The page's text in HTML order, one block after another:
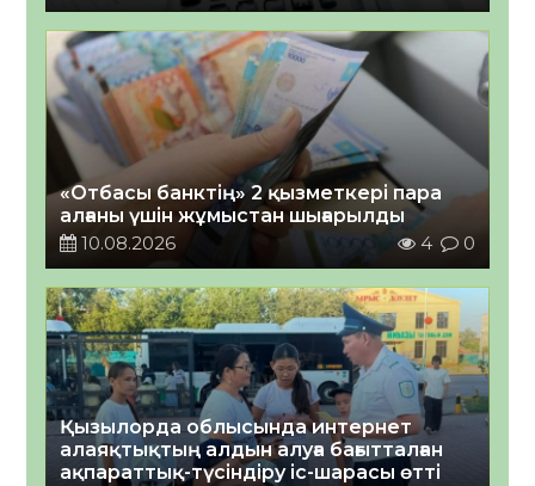
«Отбасы банктің» 2 қызметкері пара
алғаны үшін жұмыстан шығарылды
10.08.2026
4 0
Қызылорда облысында интернет
алаяқтықтың алдын алуға бағытталған
ақпараттық-түсіндіру іс-шарасы өтті